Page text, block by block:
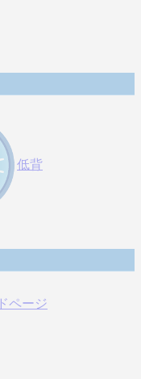
低背
ページ